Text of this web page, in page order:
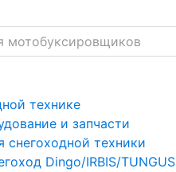
технике
и запчасти
снегоходной техники
Dingo/IRBIS/TUNGUS